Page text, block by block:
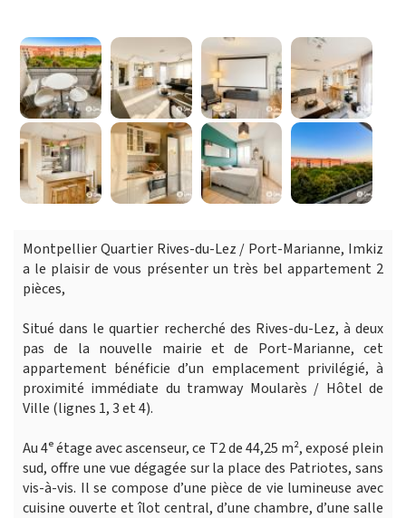
Montpellier Quartier Rives-du-Lez / Port-Marianne, Imkiz
a le plaisir de vous présenter un très bel appartement 2
pièces,
Situé dans le quartier recherché des Rives-du-Lez, à deux
pas de la nouvelle mairie et de Port-Marianne, cet
appartement bénéficie d’un emplacement privilégié, à
proximité immédiate du tramway Moularès / Hôtel de
Ville (lignes 1, 3 et 4).
Au 4ᵉ étage avec ascenseur, ce T2 de 44,25 m², exposé plein
sud, offre une vue dégagée sur la place des Patriotes, sans
vis-à-vis. Il se compose d’une pièce de vie lumineuse avec
cuisine ouverte et îlot central, d’une chambre, d’une salle